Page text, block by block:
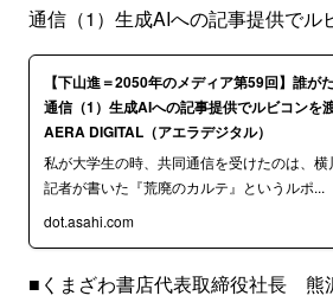
通信（1）生成AIへの記事提供でル
【下山進＝2050年のメディア第59回】誰が
通信（1）生成AIへの記事提供でルビコンを
AERA DIGITAL（アエラデジタル）
私が大学生の時、共同通信を受けたのは、
記者が書いた『荒廃のカルテ』というルポ...
dot.asahi.com
■くまざわ書店代表取締役社長